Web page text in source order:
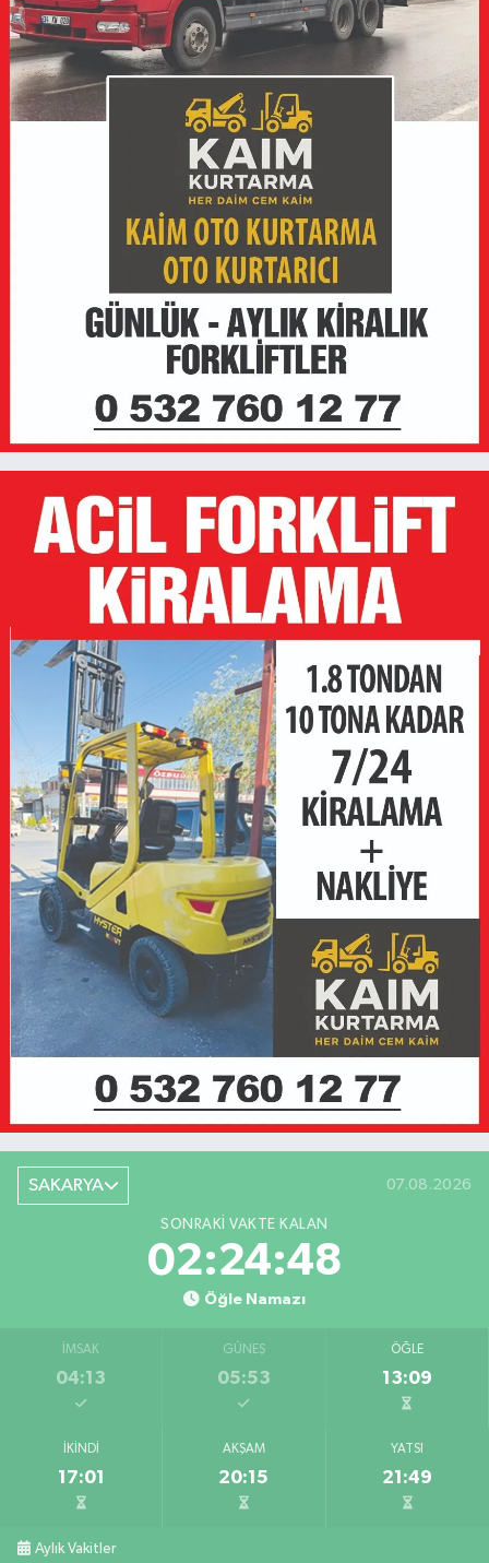
SAKARYA 07.08.2026
SONRAKI VAKTE KALAN
02:24:48
Öğle Namazı
İMSAK
04:13
GÜNEŞ
05:53
ÖĞLE
13:09
İKINDI
17:01
AKŞAM
20:15
YATSI
21:49
Aylık Vakitler